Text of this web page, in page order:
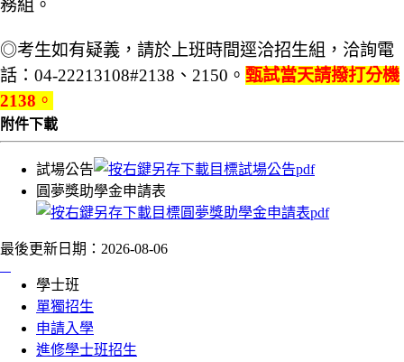
務組。
◎考生如有疑義，請於上班時間逕洽招生組，洽詢電
話：04-22213108#2138、2150。 甄試當天請撥打分機
2138 。
附件下載
試場公告
圓夢獎助學金申請表
最後更新日期： 2026-08-06
學士班
單獨招生
申請入學
進修學士班招生